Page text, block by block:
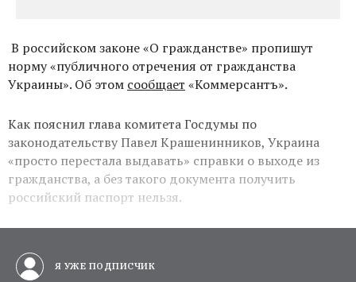
В российском законе «О гражданстве» пропишут
норму «публичного отречения от гражданства
Украины». Об этом сообщает «Коммерсантъ».
Как пояснил глава комитета Госдумы по
законодательству Павел Крашенинников, Украина
«просто перестала выдавать» справки о выходе из
гражданства, а без такого документа получить
российский паспорт нельзя.
Я УЖЕ ПОДПИСЧИК